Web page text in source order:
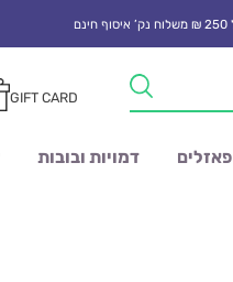
GIFT CARD
פאזלים דמויות ובובות